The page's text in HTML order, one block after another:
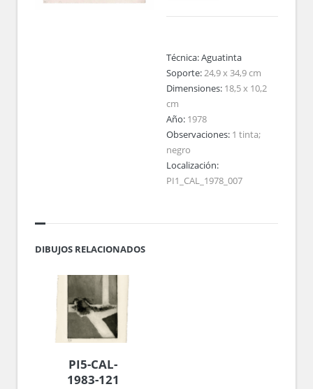
Técnica:Aguatinta
Soporte:24,9 x 34,9 cm
Dimensiones: 18,5 x 10,2
cm
Año: 1978
Observaciones: 1 tinta;
negro
Localización:
PI1_CAL_1978_007
DIBUJOS RELACIONADOS
PI5-CAL-
1983-121